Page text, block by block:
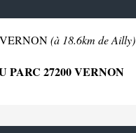
VERNON(à 18.6km de Ailly)
PARC 27200 VERNON